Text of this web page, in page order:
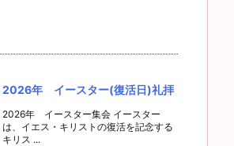
2026年 イースター(復活日)礼拝
2026年 イースター集会 イースター
は、イエス・キリストの復活を記念する
キリス ...